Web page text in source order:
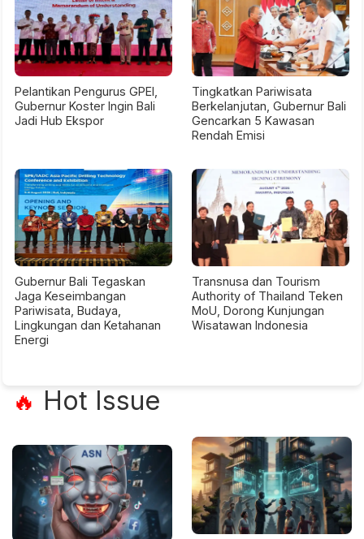
Pelantikan Pengurus GPEI,
Gubernur Koster Ingin Bali
Jadi Hub Ekspor
Tingkatkan Pariwisata
Berkelanjutan, Gubernur Bali
Gencarkan 5 Kawasan
Rendah Emisi
Gubernur Bali Tegaskan
Jaga Keseimbangan
Pariwisata, Budaya,
Lingkungan dan Ketahanan
Energi
Transnusa dan Tourism
Authority of Thailand Teken
MoU, Dorong Kunjungan
Wisatawan Indonesia
🔥 Hot Issue